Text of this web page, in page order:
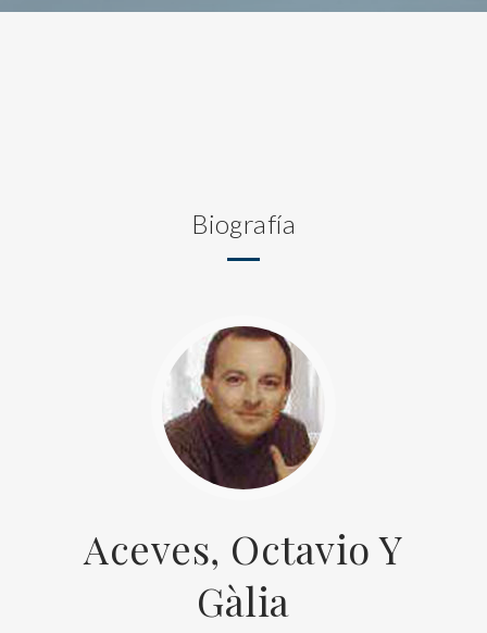
Biografía
Aceves, Octavio Y
Gàlia